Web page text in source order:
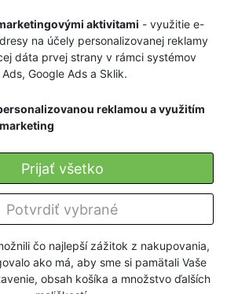
čo najlepší zážitok z nakupovania,
ako má, aby sme si pamätali Vaše
obsah košíka a množstvo ďalších
aktivitami - využitie e-
na účely personalizovanej reklamy
dáta prvej strany v rámci systémov
Google Ads a Sklik.
reklamou a využitím
Potvrdiť vybrané
Prijať všetko
GARANCIA
NAJNIŽŠÍCH CIEN